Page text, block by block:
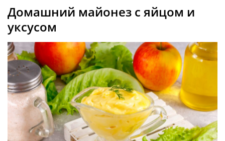
Домашний майонез с яйцом и
уксусом